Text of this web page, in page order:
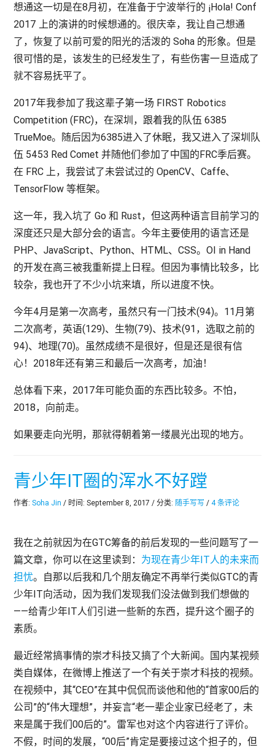
想通这一切是在8月初，在准备于宁波举行的 ¡Hola! Conf
2017 上的演讲的时候想通的。很庆幸，我让自己想通
了，恢复了以前可爱的阳光的活泼的 Soha 的形象。但是
很可惜的是，该发生的已经发生了，有些伤害一旦造成了
就不容易抚平了。
2017年我参加了我这辈子第一场 FIRST Robotics
Competition (FRC)，在深圳，跟着我的队伍 6385
TrueMoe。随后因为6385进入了休眠，我又进入了深圳队
伍 5453 Red Comet 并随他们参加了中国的FRC季后赛。
在 FRC 上，我尝试了未尝试过的 OpenCV、Caffe、
TensorFlow 等框架。
这一年，我入坑了 Go 和 Rust，但这两种语言目前学习的
深度还只是大部分会的语言。今年主要使用的语言还是
PHP、JavaScript、Python、HTML、CSS。OI in Hand
的开发在高三被我重新提上日程。但因为事情比较多，比
较杂，我也开了不少小坑来填，所以进度不快。
今年4月是第一次高考，虽然只有一门技术(94)。11月第
二次高考，英语(129)、生物(79)、技术(91，选取之前的
94)、地理(70)。虽然成绩不是很好，但是还是很有信
心！2018年还有第三和最后一次高考，加油！
总体看下来，2017年可能负面的东西比较多。不怕，
2018，向前走。
如果要走向光明，那就得朝着第一缕晨光出现的地方。
青少年IT圈的浑水不好蹚
作者:Soha Jin / 时间: September 8, 2017 / 分类: 随手写写 /4 条评论
我在之前就因为在GTC筹备的前后发现的一些问题写了一
篇文章，你可以在这里读到： 为现在青少年IT人的未来而
担忧。自那以后我和几个朋友确定不再举行类似GTC的青
少年IT向活动，因为我们发现我们没法做到我们想做的
——给青少年IT人们引进一些新的东西，提升这个圈子的
素质。
最近经常搞事情的崇才科技又搞了个大新闻。国内某视频
类自媒体，在微博上推送了一个有关于崇才科技的视频。
在视频中，其“CEO”在其中侃侃而谈他和他的“首家00后的
公司”的“伟大理想”，并妄言“老一辈企业家已经老了，未
来是属于我们00后的”。雷军也对这个内容进行了评价。
不假，时间的发展，“00后”肯定是要接过这个担子的，但